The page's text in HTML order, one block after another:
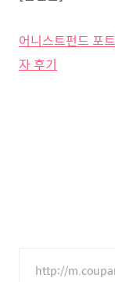
어니스트펀드 포
자 후기
http://